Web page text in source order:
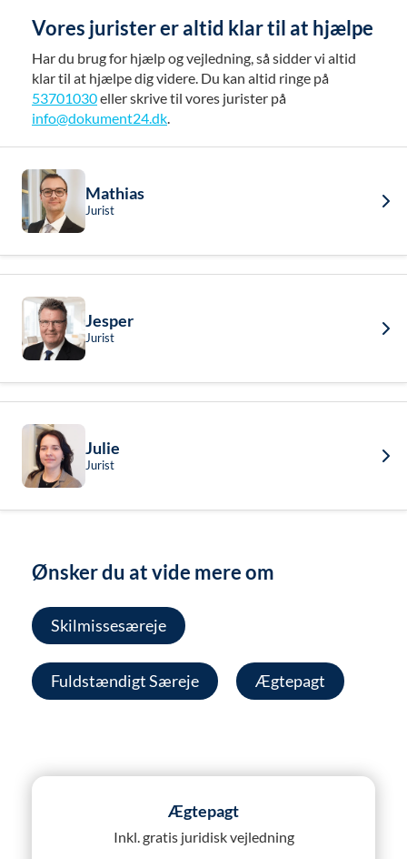
Vores jurister er altid klar til at hjælpe
Har du brug for hjælp og vejledning, så sidder vi altid
klar til at hjælpe dig videre. Du kan altid ringe på
53701030eller skrive til vores jurister på
info@dokument24.dk.
Mathias
Jurist
Jesper
Jurist
Julie
Jurist
Ønsker du at vide mere om
Skilmissesæreje
Fuldstændigt Særeje Ægtepagt
Ægtepagt
Inkl. gratis juridisk vejledning